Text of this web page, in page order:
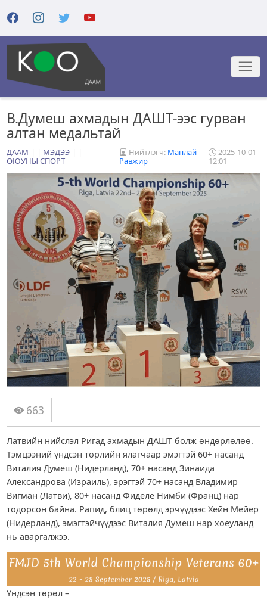
В.Думеш ахмадын ДАШТ-ээс гурван
алтан медальтай
ДААМ | МЭДЭЭ
|
ОЮУНЫ СПОРТ
Нийтлэгч: Манлай
Равжир
2025-10-01
12:01
663
Латвийн нийслэл Ригад ахмадын ДАШТ болж өндөрлөлөө.
Тэмцээний үндсэн төрлийн ялагчаар эмэгтэй 60+ насанд
Виталия Думеш (Нидерланд), 70+ насанд Зинаида
Александрова (Израиль), эрэгтэй 70+ насанд Владимир
Вигман (Латви), 80+ насанд Фиделе Нимби (Франц) нар
тодорсон байна. Рапид, блиц төрөлд эрчүүдээс Хейн Мейер
(Нидерланд), эмэгтэйчүүдээс Виталия Думеш нар хоёуланд
нь аваргалжээ.
Үндсэн төрөл –